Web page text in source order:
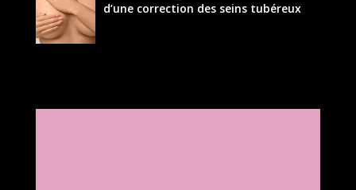
d’une correction des seins tubéreux